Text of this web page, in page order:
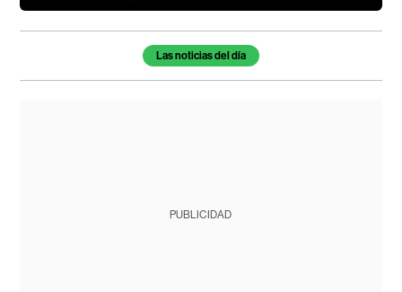
Temas de este artículoLas noticias del día
PUBLICIDAD